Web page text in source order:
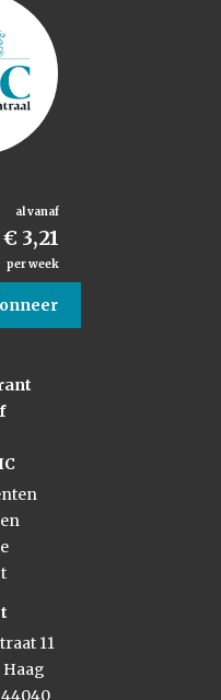
al vanaf
€ 3,21
per week
11
Haag